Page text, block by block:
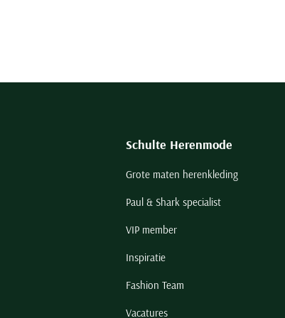
Schulte Herenmode
Grote maten herenkleding
Paul & Shark specialist
VIP member
Inspiratie
Fashion Team
Vacatures